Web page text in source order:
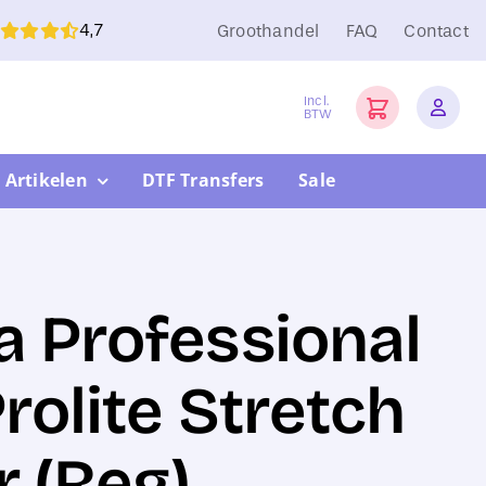
4,7 Groothandel FAQ Contact
Incl.
BTW
Artikelen DTF Transfers Sale
Professional
Stretch